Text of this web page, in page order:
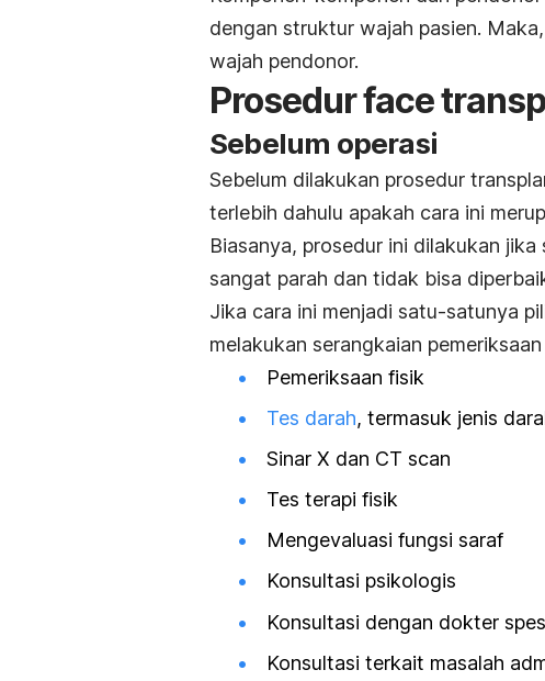
dengan struktur wajah pasien.
wajah pendonor.
Prosedur face
Sebelum operasi
Sebelum dilakukan prosedur
terlebih dahulu apakah cara ini
Biasanya, prosedur ini dilakukan
sangat parah dan tidak bisa
Jika cara ini menjadi satu-satunya
melakukan serangkaian
Pemeriksaan fisik
Tes darah, termasuk jenis
Sinar X dan CT scan
Tes terapi fisik
Mengevaluasi fungsi saraf
Konsultasi psikologis
Konsultasi dengan dokter
Konsultasi terkait masalah